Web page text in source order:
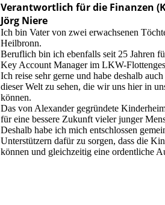
Verantwortlich für die Finanzen
Jörg Niere
Ich bin Vater von zwei erwachsenen
Heilbronn.
Beruflich bin ich ebenfalls seit 25 Jahren
Key Account Manager im LKW-
Ich reise sehr gerne und habe deshalb
dieser Welt zu sehen, die wir uns hier in
können.
Das von Alexander gegründete
für eine bessere Zukunft vieler junger
Deshalb habe ich mich entschlossen
Unterstützern dafür zu sorgen, dass die
können und gleichzeitig eine ordentliche